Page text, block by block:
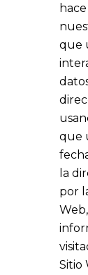
que
que
la
por
Sitio